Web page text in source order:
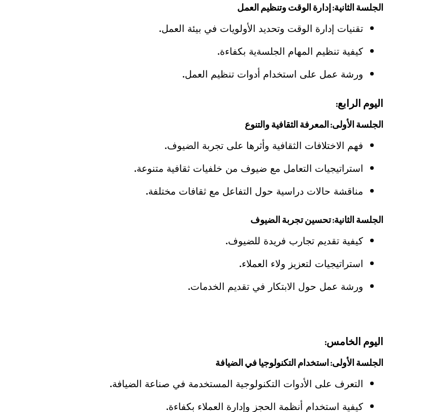
الجلسة الثانية: إدارة الوقت وتنظيم العمل
تقنيات إدارة الوقت وتحديد الأولويات في بيئة العمل.
كيفية تنظيم المهام الجلسةية بكفاءة.
ورشة عمل على استخدام أدوات تنظيم العمل.
اليوم الرابع:
الجلسة الأولى: المعرفة الثقافية والتنوع
فهم الاختلافات الثقافية وأثرها على تجربة الضيوف.
استراتيجيات التعامل مع ضيوف من خلفيات ثقافية متنوعة.
مناقشة حالات دراسية حول التفاعل مع ثقافات مختلفة.
الجلسة الثانية: تحسين تجربة الضيوف
كيفية تقديم تجارب فريدة للضيوف.
استراتيجيات لتعزيز ولاء العملاء.
ورشة عمل حول الابتكار في تقديم الخدمات.
اليوم الخامس:
الجلسة الأولى: استخدام التكنولوجيا في الضيافة
التعرف على الأدوات التكنولوجية المستخدمة في صناعة الضيافة.
كيفية استخدام أنظمة الحجز وإدارة العملاء بكفاءة.